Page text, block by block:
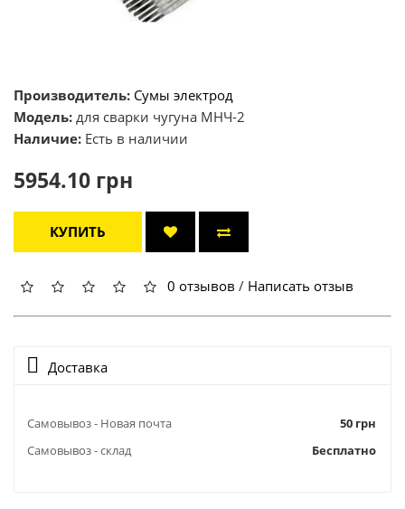
Производитель: Сумы электрод
Модель: для сварки чугуна МНЧ-2
Наличие: Есть в наличии
5954.10 грн
КУПИТЬ
0 отзывов / Написать отзыв
Доставка
Самовывоз - Новая почта
50 грн
Самовывоз - склад
Бесплатно